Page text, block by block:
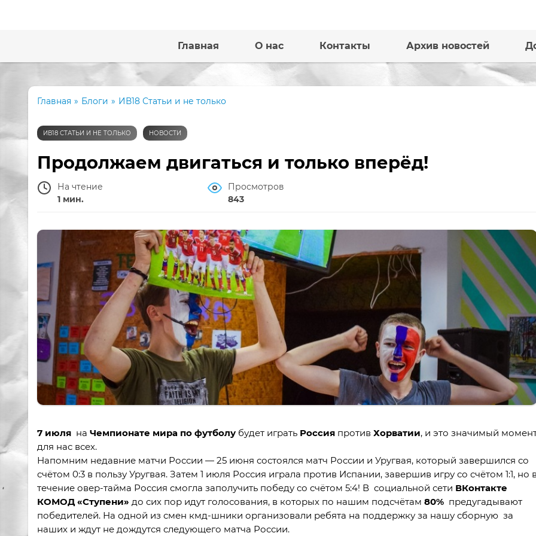
Главная О нас Контакты Архив новостей
Главная » Блоги » ИВ18 Статьи и не только
ИВ18 СТАТЬИ И НЕ ТОЛЬКО НОВОСТИ
Продолжаем двигаться и только вперёд!
На чтение
1 мин.
Просмотров
843
7 июля на Чемпионате мира по футболу будет играть Россия против Хорватии, и это значимый
для нас всех.
Напомним недавние матчи России — 25 июня состоялся матч России и Уругвая, который завершился со
счётом 0:3 в пользу Уругвая. Затем 1 июля Россия играла против Испании, завершив игру со счётом 1:1, но
течение овер-тайма Россия смогла заполучить победу со счётом 5:4! В социальной сети ВКонтакте
КОМОД «Ступени» до сих пор идут голосования, в которых по нашим подсчётам 80% предугадывают
победителей. На одной из смен кмд-шники организовали ребята на поддержку за нашу сборную за
наших и ждут не дождутся следующего матча России.